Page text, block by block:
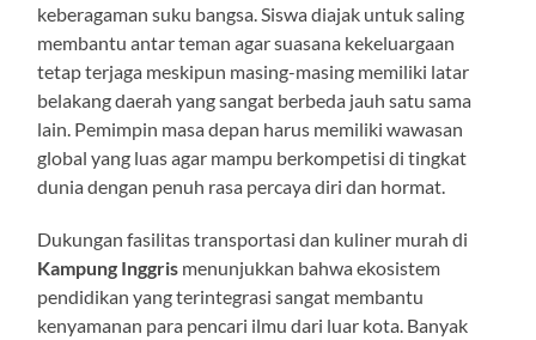
keberagaman suku bangsa. Siswa diajak untuk saling
membantu antar teman agar suasana kekeluargaan
tetap terjaga meskipun masing-masing memiliki latar
belakang daerah yang sangat berbeda jauh satu sama
lain. Pemimpin masa depan harus memiliki wawasan
global yang luas agar mampu berkompetisi di tingkat
dunia dengan penuh rasa percaya diri dan hormat.
Dukungan fasilitas transportasi dan kuliner murah di
Kampung Inggris menunjukkan bahwa ekosistem
pendidikan yang terintegrasi sangat membantu
kenyamanan para pencari ilmu dari luar kota. Banyak